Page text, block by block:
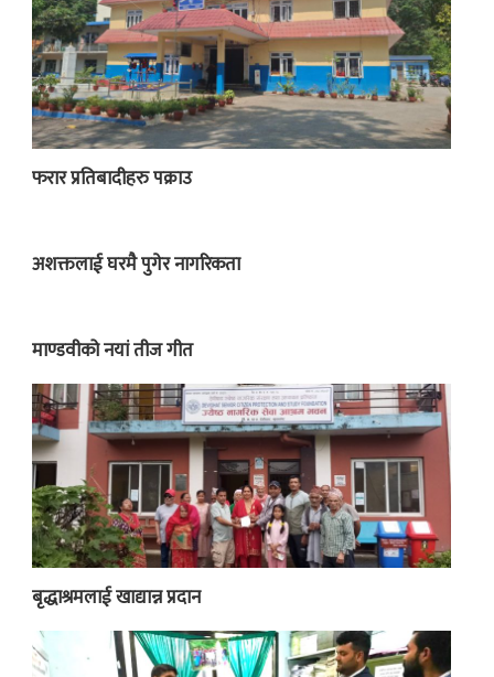
फरार प्रतिबादीहरु पक्राउ
अशक्तलाई घरमै पुगेर नागरिकता
माण्डवीको नयां तीज गीत
बृद्धाश्रमलाई खाद्यान्न प्रदान